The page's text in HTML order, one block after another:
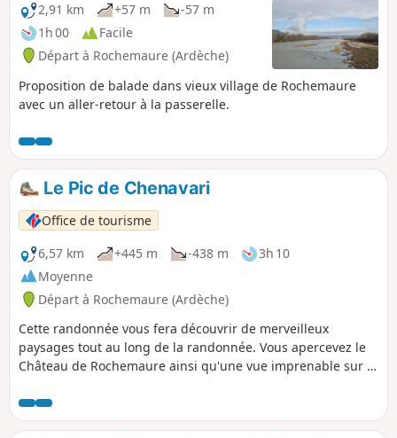
2,91 km
+57 m
-57 m
1h 00
Facile
Départ à Rochemaure (Ardèche)
Proposition de balade dans vieux village de Rochemaure
avec un aller-retour à la passerelle.
Le Pic de Chenavari
Office de tourisme
6,57 km
+445 m -438 m
3h 10
Moyenne
Départ à Rochemaure (Ardèche)
Cette randonnée vous fera découvrir de merveilleux
paysages tout au long de la randonnée. Vous apercevez le
Château de Rochemaure ainsi qu'une vue imprenable sur la